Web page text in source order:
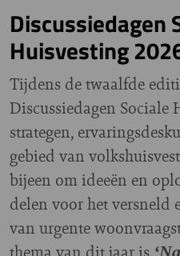
Discussiedagen
Huisvesting
Tijdens de twaalfde
Discussiedagen Sociale
strategen,
gebied van
bijeen om ideeën en
delen voor het versneld
van urgente